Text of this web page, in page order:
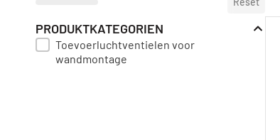
PRODUKTKATEGORIEN
PRODUKT KATEGORIE FILTER
Toevoerluchtventielen voor
wandmontage